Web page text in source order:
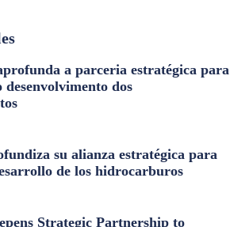
a parceria estratégica para
dos
su alianza estratégica para
de los hidrocarburos
Strategic Partnership to